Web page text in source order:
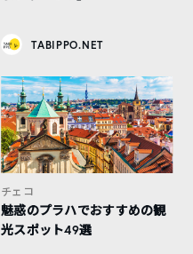
TABIPPO.NET
チェコ
魅惑のプラハでおすすめの観
光スポット49選